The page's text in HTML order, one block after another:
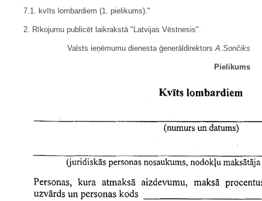
7.1. kvīts lombardiem (1. pielikums)."
2. Rīkojumu publicēt laikrakstā "Latvijas Vēstnesis".
Valsts ieņēmumu dienesta ģenerāldirektorsA.Sončiks
Pielikums